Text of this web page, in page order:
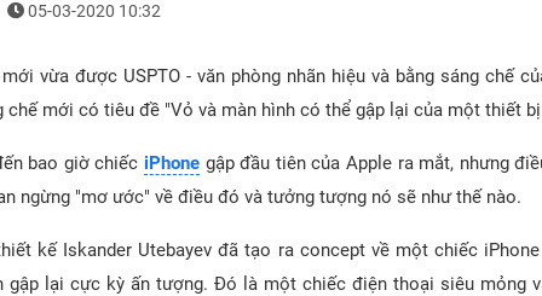
05-03-2020 10:32
vừa được USPTO - văn phòng nhãn hiệu và bằng sáng chế
chế mới có tiêu đề "Vỏ và màn hình có thể gập lại của một thiết
bao giờ chiếc iPhone gập đầu tiên của Apple ra mắt, nhưng
ngừng "mơ ước" về điều đó và tưởng tượng nó sẽ như thế nào.
kế Iskander Utebayev đã tạo ra concept về một chiếc
gập lại cực kỳ ấn tượng. Đó là một chiếc điện thoại siêu mỏng